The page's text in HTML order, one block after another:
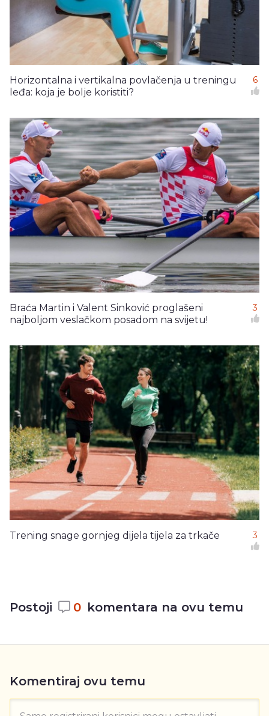
Horizontalna i vertikalna povlačenja u treningu
leđa: koja je bolje koristiti?
6
Braća Martin i Valent Sinković proglašeni
najboljom veslačkom posadom na svijetu!
3
Trening snage gornjeg dijela tijela za trkače 3
Postoji 0 komentara na ovu temu
Komentiraj ovu temu